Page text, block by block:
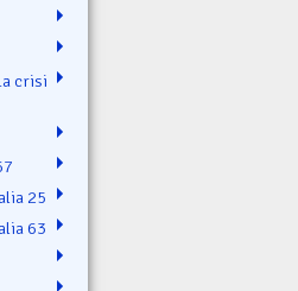
crisi
25
63